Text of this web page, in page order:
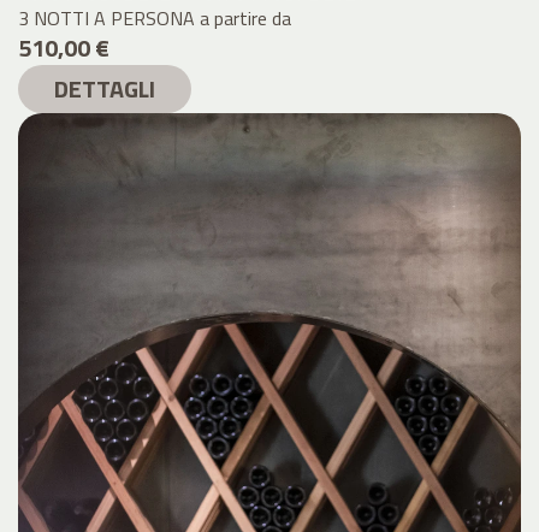
3 NOTTI A PERSONA a partire da
510,00 €
DETTAGLI